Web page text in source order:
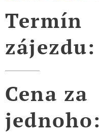
Termín
zájezdu:
Cena za
jednoho: